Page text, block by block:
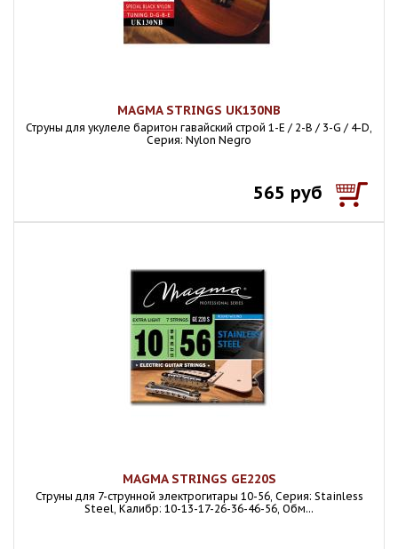
MAGMA STRINGS UK130NB
Струны для укулеле баритон гавайский строй 1-E / 2-B / 3-G / 4-D,
Серия: Nylon Negro
565 руб
MAGMA STRINGS GE220S
Струны для 7-струнной электрогитары 10-56, Серия: Stainless
Steel, Калибр: 10-13-17-26-36-46-56, Обм...